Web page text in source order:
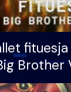
Brother
prej